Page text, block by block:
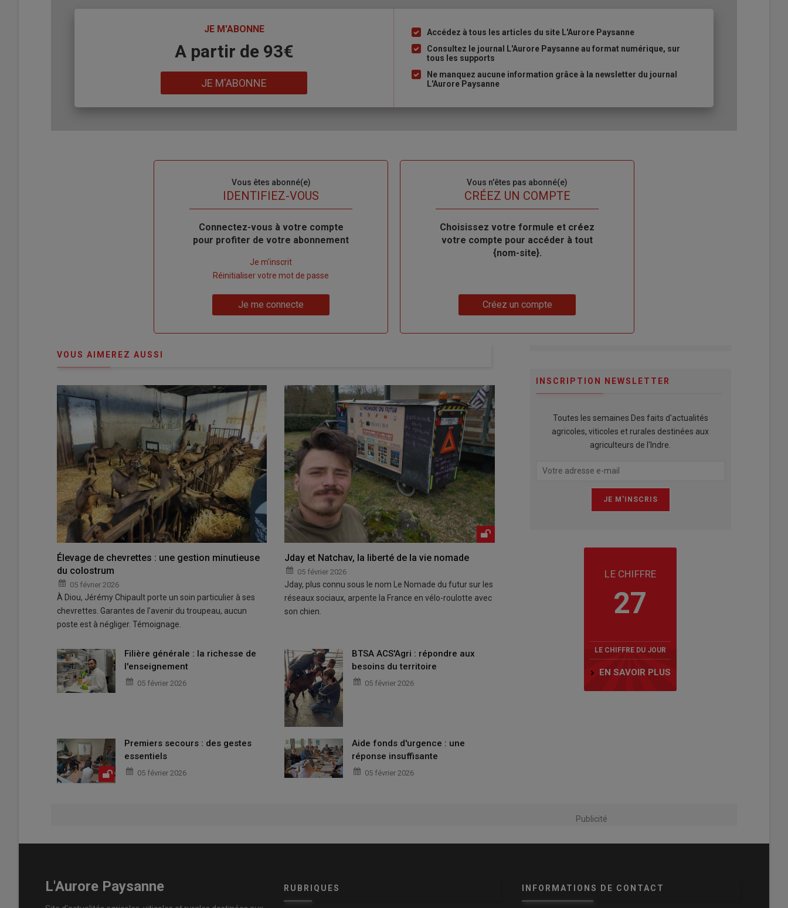
JE M'ABONNE
A partir de 93€
JE M'ABONNE
Liste
à
puce
Accédez à tous les articles du site L'Aurore Paysanne
Consultez le journal L'Aurore Paysanne au format numérique, sur
tous les supports
Ne manquez aucune information grâce à la newsletter du journal
L'Aurore Paysanne
Vous êtes abonné(e)
IDENTIFIEZ-VOUS
Body
Connectez-vous à votre compte
pour profiter de votre abonnement
compte"
Je m'inscrit
Réinitialiser votre mot de passe
Je me connecte
Vous n'êtes pas abonné(e)
TITRECRÉEZ UN COMPTE
Body
Choisissez votre formule et créez
votre compte pour accéder à tout
{nom-site}.
Créez un compte
VOUS AIMEREZ AUSSI
Élevage de chevrettes : une gestion minutieuse
du colostrum
05 février 2026
À Diou, Jérémy Chipault porte un soin particulier à ses
chevrettes. Garantes de l'avenir du troupeau, aucun
poste est à négliger. Témoignage.
Jday et Natchav, la liberté de la vie nomade
05 février 2026
Jday, plus connu sous le nom Le Nomade du futur sur les
réseaux sociaux, arpente la France en vélo-roulotte avec
son chien.
Filière générale : la richesse de
l'enseignement
05 février 2026
BTSA ACS'Agri : répondre aux
besoins du territoire
05 février 2026
Premiers secours : des gestes
essentiels
05 février 2026
Aide fonds d'urgence : une
réponse insuffisante
05 février 2026
INSCRIPTION NEWSLETTER
Toutes les semaines Des faits d'actualités
agricoles, viticoles et rurales destinées aux
agriculteurs de l'Indre.
LE CHIFFRE
27
LE CHIFFRE DU JOUR
EN SAVOIR PLUS
Publicité
L'Aurore Paysanne RUBRIQUES INFORMATIONS DE CONTACT